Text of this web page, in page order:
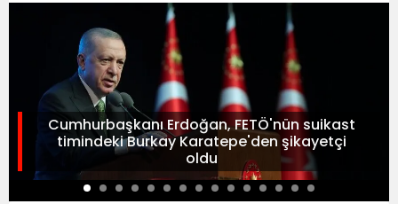
Cumhurbaşkanı Erdoğan, FETÖ'nün suikast
timindeki Burkay Karatepe'den şikayetçi
oldu